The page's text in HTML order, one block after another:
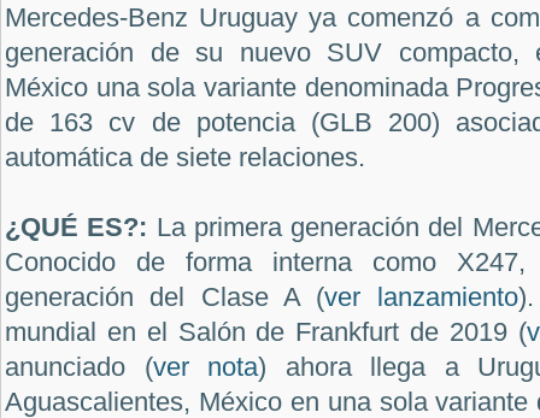
Mercedes-Benz Uruguay ya comenzó a
generación de su nuevo SUV compacto,
México una sola variante denominada
de 163 cv de potencia (GLB 200)
automática de siete relaciones.
¿QUÉ ES?: La primera generación del
Conocido de forma interna como
generación del Clase A (ver lanzamiento
mundial en el Salón de Frankfurt de 2019 (
anunciado (ver nota) ahora llega a
Aguascalientes, México en una sola variante